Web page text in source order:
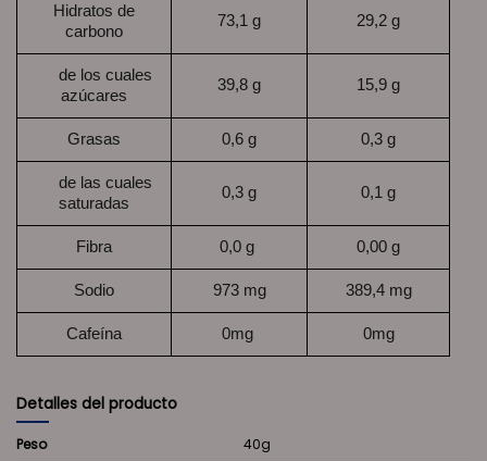
Hidratos de
carbono
73,1 g 29,2 g
de los cuales
azúcares
39,8 g 15,9 g
Grasas 0,6 g 0,3 g
de las cuales
saturadas
0,3 g 0,1 g
Fibra 0,0 g 0,00 g
Sodio 973 mg 389,4 mg
Cafeína 0mg 0mg
Detalles del producto
Peso 40g